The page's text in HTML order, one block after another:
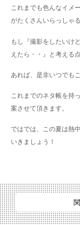
これまでも色んなイメ
がたくさんいらっしゃ
もし『撮影をしたいけ
えたら・・』と考える
あれば、是非いつでも
これまでのネタ帳を持
案させて頂きます。
ではでは、この夏は熱
いきましょう！